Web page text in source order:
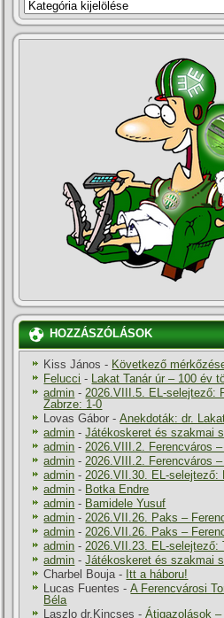
KATEGÓRIÁK
HOZZÁSZÓLÁSOK
Kiss János - Következő
Felucci -
Lakat Tanár úr – 100 év
admin - 2026.VIII.5. EL-selejtező:
Zabrze: 1-0
Lovas Gábor -Anekdoták: dr.
admin -Játékoskeret és szakmai
admin - 2026.VIII.2. Ferencváros
admin - 2026.VIII.2. Ferencváros
admin - 2026.VII.30. EL-selejtező:
admin - Botka Endre
admin - Bamidele Yusuf
admin - 2026.VII.26. Paks –
admin - 2026.VII.26. Paks –
admin - 2026.VII.23. EL-selejtező:
admin -Játékoskeret és szakmai
Charbel Bouja - Itt a háboru!
Lucas Fuentes -A Ferencvárosi
Béla
Laszlo dr.Kincses -Átigazolások